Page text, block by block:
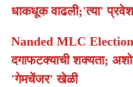
धाकधूक वाढली;'त्या'
Nanded MLC Election:
दगाफटक्याची शक्यता;
'गेमचेंजर' खेळी